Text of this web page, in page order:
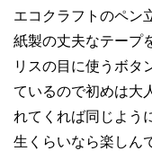
エコクラフトのペン
紙製の丈夫なテープ
リスの目に使うボタ
ているので初めは大
れてくれば同じよう
生くらいなら楽しん